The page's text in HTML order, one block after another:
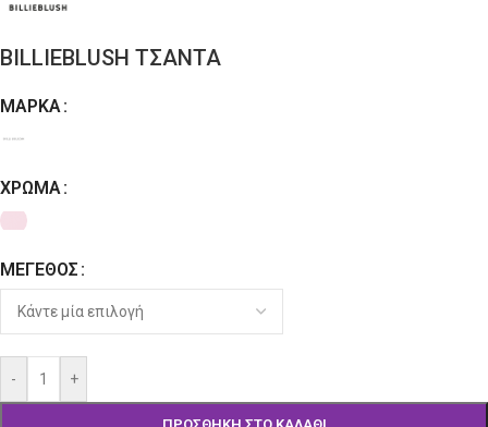
BILLIEBLUSH ΤΣΑΝΤΑ
ΜΆΡΚΑ
ΧΡΏΜΑ
ΜΈΓΕΘΟΣ
- +
Alternative: